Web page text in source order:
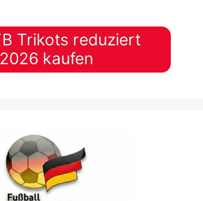
Trikots reduziert
2026 kaufen